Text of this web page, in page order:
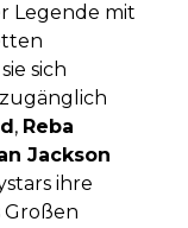
Legende mit
sich
, Reba
Jackson
ihre
Großen